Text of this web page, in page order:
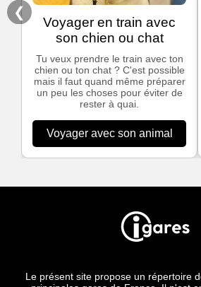
❮
Voyager en train avec
son chien ou chat
Tu veux prendre le train avec ton
chien ou ton chat ? C'est possible
mais il faut quand même préparer
un peu les choses pour éviter de
rester à quai.
Voyager avec son animal
Le présent site propose un répertoire